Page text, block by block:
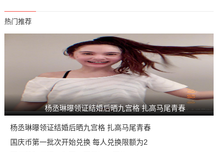
热门推荐
杨丞琳曝领证结婚后晒九宫格 扎高马尾青春
杨丞琳曝领证结婚后晒九宫格 扎高马尾青春
国庆币第一批次开始兑换 每人兑换限额为2